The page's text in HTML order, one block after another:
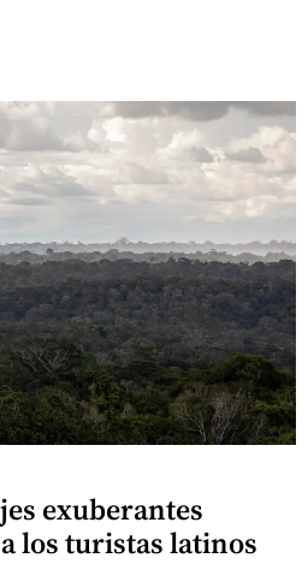
exuberantes
los turistas latinos